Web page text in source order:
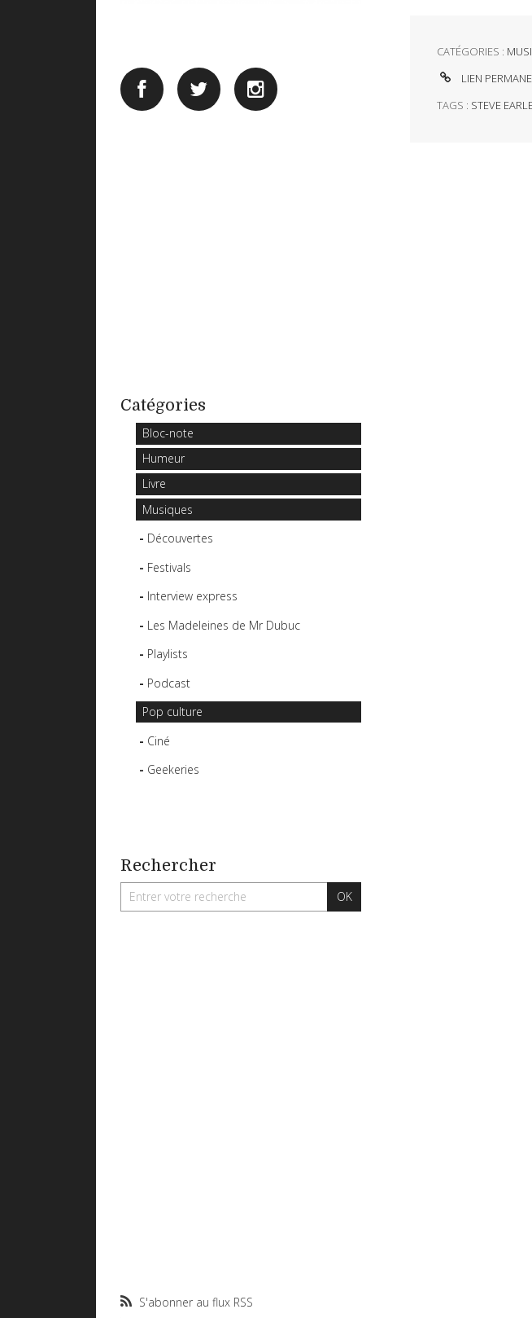
Catégories
Bloc-note
Humeur
Livre
Musiques
Découvertes
Festivals
Interview express
Les Madeleines de Mr Dubuc
Playlists
Podcast
Pop culture
Ciné
Geekeries
Rechercher
S'abonner au flux RSS
CATÉGORIES :
LIEN
TAGS : STEVE